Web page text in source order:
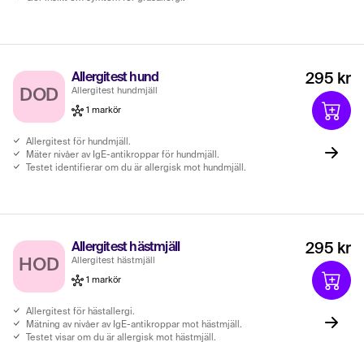
DOD
Allergitest hund
Allergitest hundmjäll
1 markör
Allergitest för hundmjäll.
Mäter nivåer av IgE-antikroppar för hundmjäll.
Testet identifierar om du är allergisk mot hundmjäll.
295 kr
HOD
Allergitest hästmjäll
Allergitest hästmjäll
1 markör
Allergitest för hästallergi.
Mätning av nivåer av IgE-antikroppar mot hästmjäll.
Testet visar om du är allergisk mot hästmjäll.
295 kr